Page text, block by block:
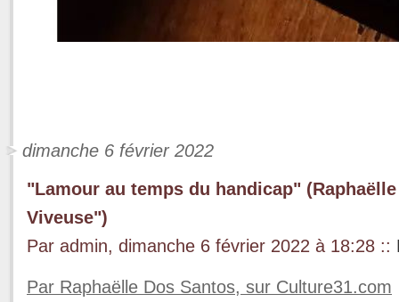
dimanche 6 février 2022
"Lamour au temps du handicap"
Viveuse")
Par admin, dimanche 6 février 2022 à 18:28 ::
Par Raphaëlle Dos Santos, sur Culture31.com